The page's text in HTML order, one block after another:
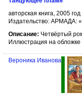
авторская книга, 2005 год
Издательство: АРМАДА:
Описание: Четвёртый
Иллюстрация на
Вероника Иванова